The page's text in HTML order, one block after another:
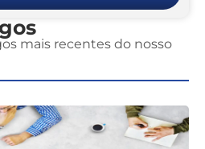
mais recentes do nosso